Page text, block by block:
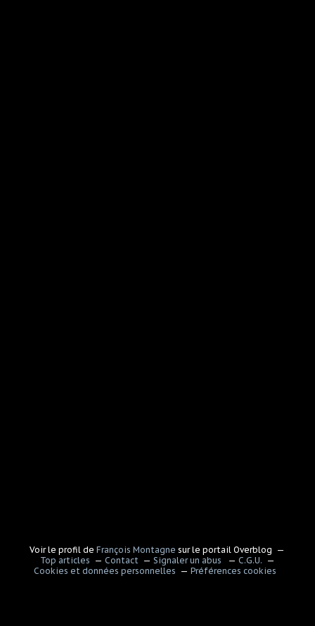
Voir le profil deFrançois Montagne sur le portail Overblog
Top articles
Contact Signaler un abus
C.G.U.
Cookies et données personnelles
Préférences cookies